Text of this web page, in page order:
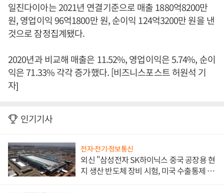
일진다이아는 2021년 연결기준으로 매출 1880억8200만
원, 영업이익 96억1800만 원, 순이익 124억3200만 원을 낸
것으로 잠정집계됐다.
2020년과 비교해 매출은 11.52%, 영업이익은 5.74%, 순이
익은 71.33% 각각 증가했다. [비즈니스포스트 허원석 기
자]
인기기사
전자·전기·정보통신
외신 "삼성전자 SK하이닉스 중국 공장용 현
지 생산 반도체 장비 시험, 미국 수출통제 대